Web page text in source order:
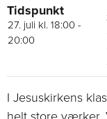
Tidspunkt
27. juli kl. 18:00-
20:00
I Jesuskirkens